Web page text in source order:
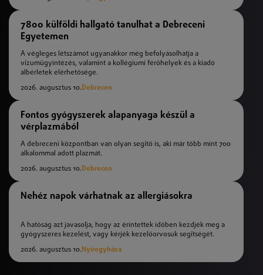
7800 külföldi hallgató tanulhat a Debreceni
Egyetemen
A végleges létszámot ugyanakkor még befolyásolhatja a
vízumügyintézés, valamint a kollégiumi férőhelyek és a kiadó
albérletek elérhetősége.
2026. augusztus 10.Debrecen
Fontos gyógyszerek alapanyaga készül a
vérplazmából
A debreceni központban van olyan segítő is, aki már több mint 700
alkalommal adott plazmát.
2026. augusztus 10.Debrecen
Nehéz napok várhatnak az allergiásokra
A hatóság azt javasolja, hogy az érintettek időben kezdjék meg a
gyógyszeres kezelést, vagy kérjék kezelőorvosuk segítségét.
2026. augusztus 10. Nyíregyháza